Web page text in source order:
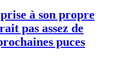
à son propre
pas assez de
puces